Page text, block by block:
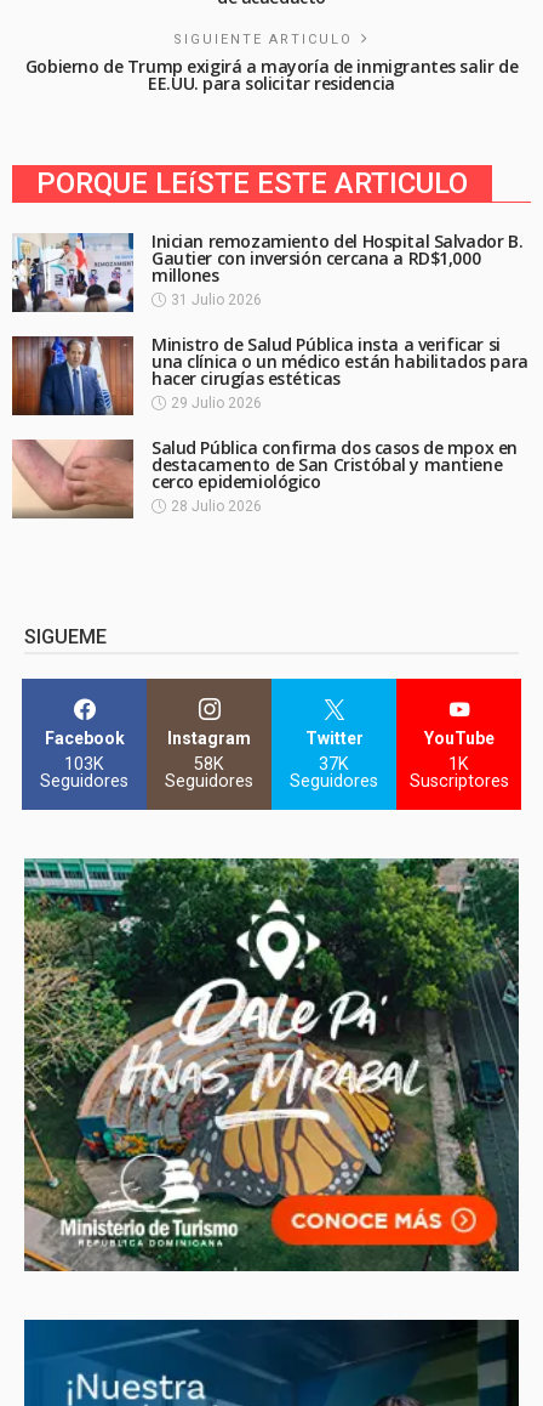
SIGUIENTE ARTICULO
Gobierno de Trump exigirá a mayoría de inmigrantes salir de
EE.UU. para solicitar residencia
PORQUE LEíSTE ESTE ARTICULO
Inician remozamiento del Hospital Salvador B.
Gautier con inversión cercana a RD$1,000
millones
31 Julio 2026
Ministro de Salud Pública insta a verificar si
una clínica o un médico están habilitados para
hacer cirugías estéticas
29 Julio 2026
Salud Pública confirma dos casos de mpox en
destacamento de San Cristóbal y mantiene
cerco epidemiológico
28 Julio 2026
SIGUEME
Facebook
103K
Seguidores
Instagram
58K
Seguidores
Twitter
37K
Seguidores
YouTube
1K
Suscriptores